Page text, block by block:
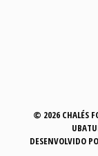
© 2026 CHALÉS
DESENVOLVIDO